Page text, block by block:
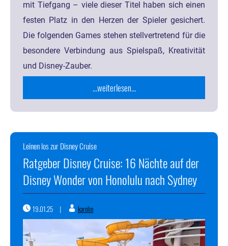
mit Tiefgang – viele dieser Titel haben sich einen
festen Platz in den Herzen der Spieler gesichert.
Die folgenden Games stehen stellvertretend für die
besondere Verbindung aus Spielspaß, Kreativität
und Disney-Zauber.
...weiterlesen...
Leinen los zur Disney Cruise
Ratgeber Disney Cruise: 16 Nächte auf der
Disney Wonder von Honolulu nach Sydney
19.01.25 | karolin